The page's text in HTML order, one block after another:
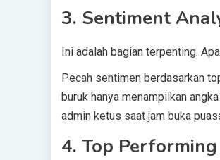
3. Sentiment
Ini adalah bagian terpenting.
Pecah sentimen berdasarkan
buruk hanya menampilkan
admin ketus saat jam buka
4. Top